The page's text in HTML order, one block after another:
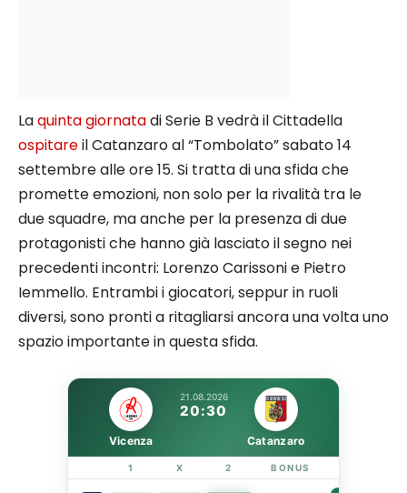
Laquinta giornatadi Serie B vedrà il Cittadella
ospitareil Catanzaro al “Tombolato” sabato 14
settembre alle ore 15. Si tratta di una sfida che
promette emozioni, non solo per la rivalità tra le
due squadre, ma anche per la presenza di due
protagonisti che hanno già lasciato il segno nei
precedenti incontri: Lorenzo Carissoni e Pietro
Iemmello. Entrambi i giocatori, seppur in ruoli
diversi, sono pronti a ritagliarsi ancora una volta uno
spazio importante in questa sfida.
21.08.2026
20:30
Vicenza Catanzaro
1 X 2 BONUS